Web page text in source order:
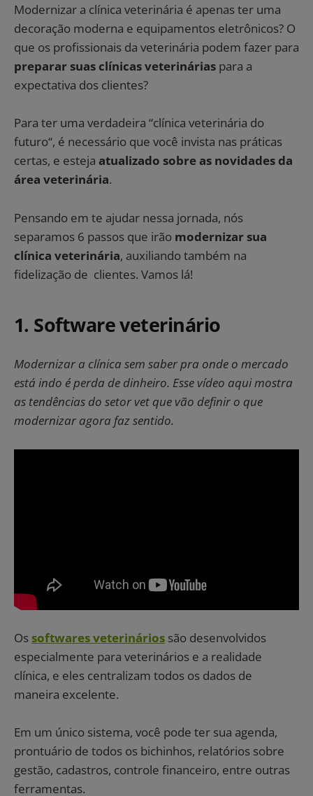
Modernizar a clínica veterinária é apenas ter uma
decoração moderna e equipamentos eletrônicos? O
que os profissionais da veterinária podem fazer para
preparar suas clínicas veterinárias para a
expectativa dos clientes?
Para ter uma verdadeira “clínica veterinária do
futuro“, é necessário que você invista nas práticas
certas, e esteja atualizado sobre as novidades da
área veterinária.
Pensando em te ajudar nessa jornada, nós
separamos 6 passos que irão modernizar sua
clínica veterinária, auxiliando também na
fidelização de clientes. Vamos lá!
1. Software veterinário
Modernizar a clínica sem saber pra onde o mercado
está indo é perda de dinheiro. Esse vídeo aqui mostra
as tendências do setor vet que vão definir o que
modernizar agora faz sentido.
Ossoftwares veterinários são desenvolvidos
especialmente para veterinários e a realidade
clínica, e eles centralizam todos os dados de
maneira excelente.
Em um único sistema, você pode ter sua agenda,
prontuário de todos os bichinhos, relatórios sobre
gestão, cadastros, controle financeiro, entre outras
ferramentas.